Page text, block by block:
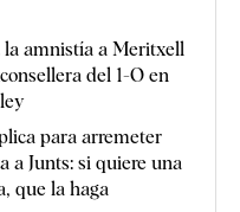
la amnistía a Meritxell
del 1-O en
para arremeter
a Junts: si quiere una
que la haga